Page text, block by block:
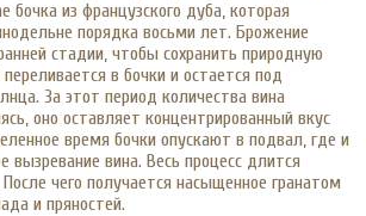
бочка из французского дуба, которая
порядка восьми лет. Брожение
стадии, чтобы сохранить природную
в бочки и остается под
За этот период количества вина
оно оставляет концентрированный вкус
время бочки опускают в подвал, где и
вызревание вина. Весь процесс длится
чего получается насыщенное гранатом
и пряностей.